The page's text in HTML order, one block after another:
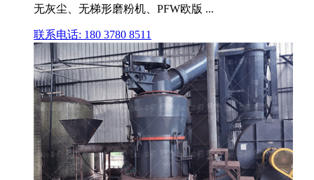
无灰尘、无梯形磨粉机、PFW欧版 ...
联系电话: 180 3780 8511